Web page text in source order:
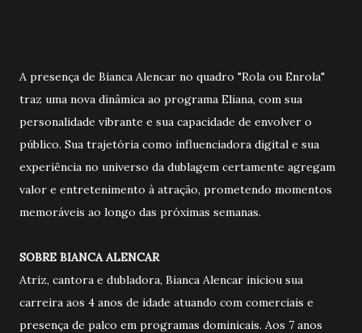
A presença de Bianca Alencar no quadro "Rola ou Enrola"
traz uma nova dinâmica ao programa Eliana, com sua
personalidade vibrante e sua capacidade de envolver o
público. Sua trajetória como influenciadora digital e sua
experiência no universo da dublagem certamente agregam
valor e entretenimento à atração, prometendo momentos
memoráveis ao longo das próximas semanas.
SOBRE BIANCA ALENCAR
Atriz, cantora e dubladora, Bianca Alencar iniciou sua
carreira aos 4 anos de idade atuando com comerciais e
presença de palco em programas dominicais. Aos 7 anos